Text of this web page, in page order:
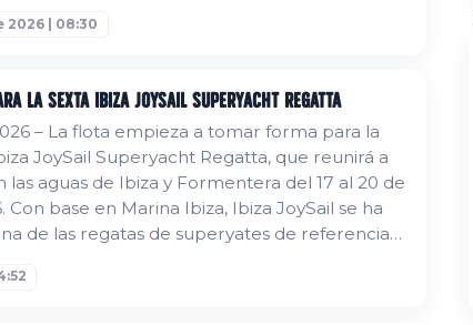
2026 | 08:30
la sexta Ibiza JoySail Superyacht Regatta
– La flota empieza a tomar forma para la
JoySail Superyacht Regatta, que reunirá a
aguas de Ibiza y Formentera del 17 al 20 de
base en Marina Ibiza, Ibiza JoySail se ha
de las regatas de superyates de referencia
de vela construidos por algunos de los